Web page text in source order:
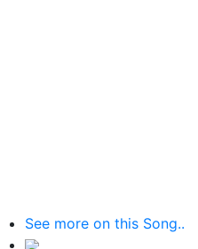
See more on this Song..